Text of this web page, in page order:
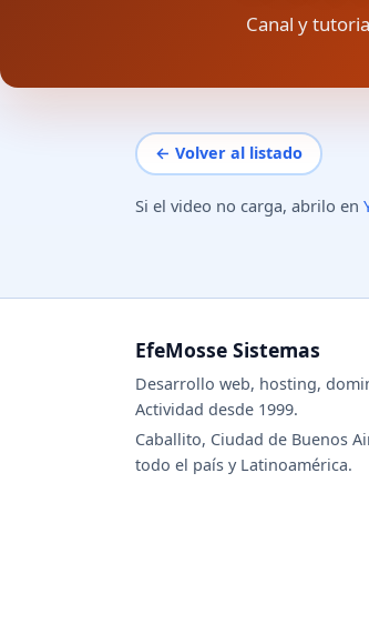
Canal y
← Volver al listado
Si el video no carga, abrilo en
EfeMosse Sistemas
Desarrollo web, hosting,
Actividad desde 1999.
Caballito, Ciudad de Buenos
todo el país y Latinoamérica.